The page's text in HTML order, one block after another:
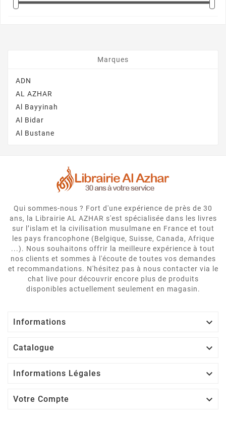
Marques
ADN
AL AZHAR
Al Bayyinah
Al Bidar
Al Bustane
Qui sommes-nous ? Fort d'une expérience de près de 30
ans, la Librairie AL AZHAR s'est spécialisée dans les livres
sur l’islam et la civilisation musulmane en France et tout
les pays francophone (Belgique, Suisse, Canada, Afrique
...). Nous souhaitons offrir la meilleure expérience à tout
nos clients et sommes à l'écoute de toutes vos demandes
et recommandations. N'hésitez pas à nous contacter via le
chat live pour découvrir encore plus de produits
disponibles actuellement seulement en magasin.
Informations 
Catalogue 
Informations Légales 
Votre Compte 